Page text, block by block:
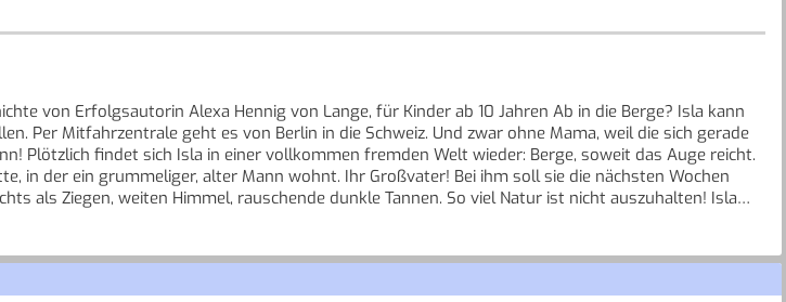
von Erfolgsautorin Alexa Hennig von Lange, für Kinder ab 10 Jahren Ab in die Berge? Isla kann
Per Mitfahrzentrale geht es von Berlin in die Schweiz. Und zwar ohne Mama, weil die sich gerade
Plötzlich findet sich Isla in einer vollkommen fremden Welt wieder: Berge, soweit das Auge reicht.
in der ein grummeliger, alter Mann wohnt. Ihr Großvater! Bei ihm soll sie die nächsten Wochen
als Ziegen, weiten Himmel, rauschende dunkle Tannen. So viel Natur ist nicht auszuhalten! Isla
Doch gerade, als sie ihren Plan in die Tat umsetzen will, trifft sie Peter. Die Begegnung mit
[Quelle: Buchhaus.ch]